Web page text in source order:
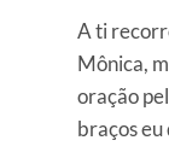
A ti
Mônica,
oração
braços